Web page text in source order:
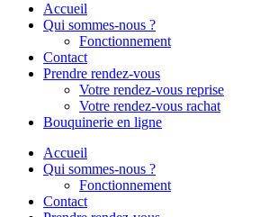
Accueil
Qui sommes-nous ?
Fonctionnement
Contact
Prendre rendez-vous
Votre rendez-vous reprise
Votre rendez-vous rachat
Bouquinerie en ligne
Accueil
Qui sommes-nous ?
Fonctionnement
Contact